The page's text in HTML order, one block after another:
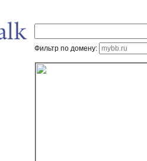
Фильтр по домену: